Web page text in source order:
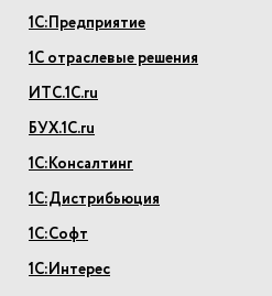
1С:Предприятие
1С отраслевые решения
ИТС.1С.ru
БУХ.1С.ru
1С:Консалтинг
1С:Дистрибьюция
1С:Софт
1С:Интерес